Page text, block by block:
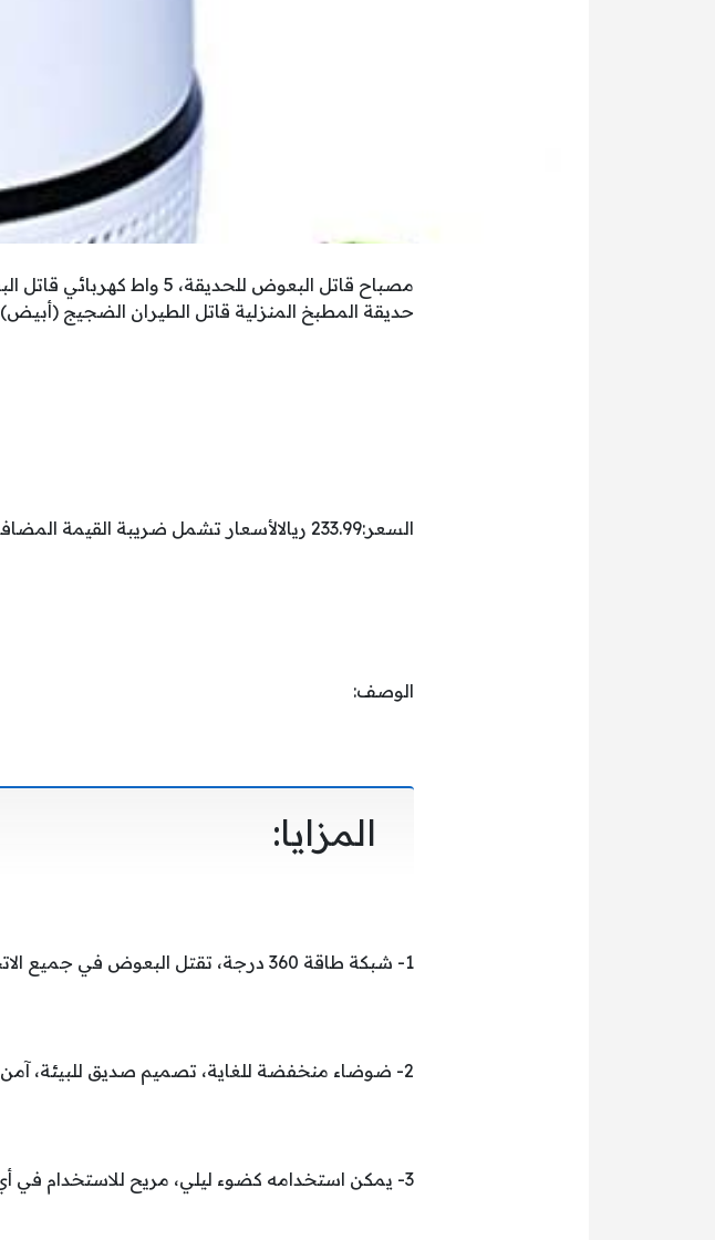
حديقة المطبخ المنزلية قاتل الطيران الضجيج (أبيض)
السعر:233.99 ريالالأسعار تشمل ضريبة القيمة المضافة.
الوصف:
المزايا:
1- شبكة طاقة 360 درجة، تقتل البعوض في جميع الاتجاهات دون نهايات ميتة.
2- ضوضاء منخفضة للغاية، تصميم صديق للبيئة، آمن، غير سام، بدون إشعاع.
3- يمكن استخدامه كضوء ليلي، مريح للاستخدام في أي وقت وفي أي مكان.